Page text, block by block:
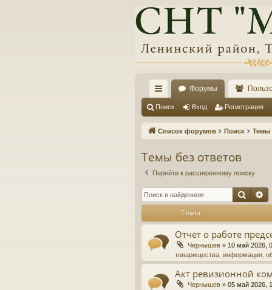
с
ы
и
Форумы
Поиск Вход Регистрация
Список форумов Поиск Темы
Темы без ответов
Перейти к расширенному поиску
Поиск
Темы
Отчёт о работе
Чернышев » 10 май 2026,
товарищества, информация,
Акт ревизионной
Чернышев » 05 май 2026,